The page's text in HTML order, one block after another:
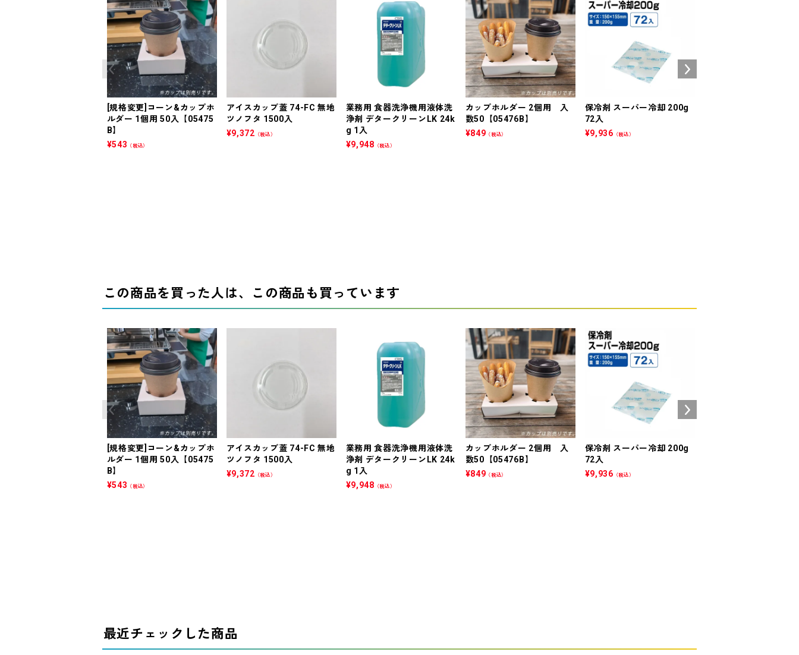
[規格変更]コーン&カップホ
ルダー 1個用 50入【05475
B】
¥543 （税込）
アイスカップ蓋 74-FC 無地
ツノフタ 1500入
¥9,372 （税込）
業務用 食器洗浄機用液体洗
浄剤 デタークリーンLK 24k
g 1入
¥9,948 （税込）
カップホルダー 2個用 入
数50【05476B】
¥849 （税込）
保冷剤 スーパー冷却 200g
72入
¥9,936 （税込）
この商品を買った人は、この商品も買っています
[規格変更]コーン&カップホ
ルダー 1個用 50入【05475
B】
¥543 （税込）
アイスカップ蓋 74-FC 無地
ツノフタ 1500入
¥9,372 （税込）
業務用 食器洗浄機用液体洗
浄剤 デタークリーンLK 24k
g 1入
¥9,948 （税込）
カップホルダー 2個用 入
数50【05476B】
¥849 （税込）
保冷剤 スーパー冷却 200g
72入
¥9,936 （税込）
最近チェックした商品